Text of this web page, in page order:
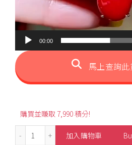
00:00
馬上查詢
購買並賺取 7,990 積分!
3.77ct Bow Style Oval-
加入購物車